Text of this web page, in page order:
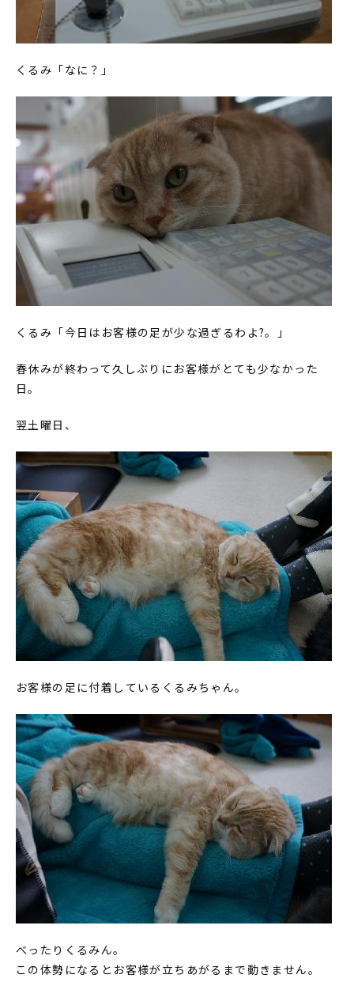
くるみ「なに？」
くるみ「今日はお客様の足が少な過ぎるわよ?。」
春休みが終わって久しぶりにお客様がとても少なかった
日。
翌土曜日、
お客様の足に付着しているくるみちゃん。
べったりくるみん。
この体勢になるとお客様が立ちあがるまで動きません。